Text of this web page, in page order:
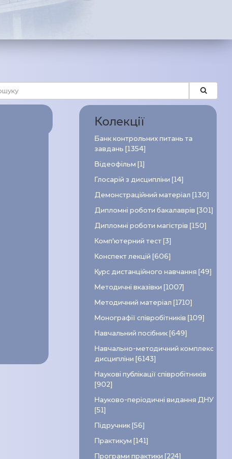
Колекції
Банк контрольних питань та
завдань [1354]
Відеофільм [1]
Глосарій з дисципліни [14]
Демонстраційний матеріал [130]
Дипломні роботи бакалаврів [301]
Дипломні роботи магістрів [150]
Комп’ютерний тест [3]
Конспект лекцій [606]
Курс дистанційного навчання [49]
Методичні вказівки [1007]
Методичний матеріал [1710]
Монографії співробітників [109]
Навчальний посібник [649]
Навчально-методичний комплекс
дисципліни [6143]
Наукові публікації співробітників
[902]
Науково-періодичні видання ДНУ
[51]
Підручник [56]
Практикум [141]
Програми практики [224]